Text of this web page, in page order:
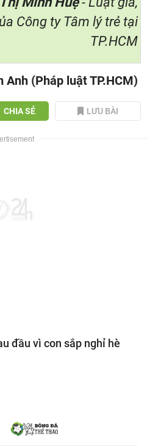
Công ty Tâm lý trẻ tại
TP.HCM
Anh (Pháp luật TP.HCM)
CHIA SẺ LƯU BÀI
đầu vì con sắp nghỉ hè